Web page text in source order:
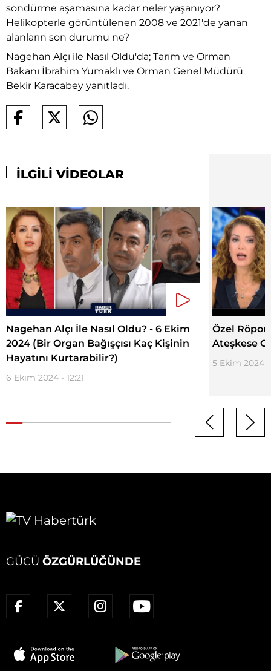
söndürme aşamasına kadar neler yaşanıyor?
Helikopterle görüntülenen 2008 ve 2021'de yanan
alanların son durumu ne?
Nagehan Alçı ile Nasıl Oldu'da; Tarım ve Orman
Bakanı İbrahim Yumaklı ve Orman Genel Müdürü
Bekir Karacabey yanıtladı.
İLGİLİ VİDEOLAR
Nagehan Alçı İle Nasıl Oldu? - 6 Ekim
2024 (Bir Organ Bağışçısı Kaç Kişinin
Hayatını Kurtarabilir?)
6 Ekim 2024 - 12:21
Özel
Ateşkese
5 Ekim 2024 -
GÜCÜ ÖZGÜRLÜĞÜNDE